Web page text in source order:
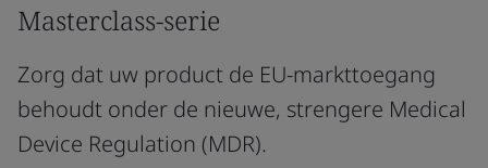
Masterclass-serie
Zorg dat uw product de EU-markttoegang
behoudt onder de nieuwe, strengere Medical
Device Regulation (MDR).